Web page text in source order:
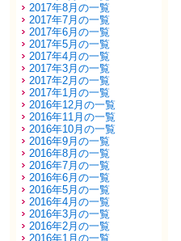
2017年8月の一覧
2017年7月の一覧
2017年6月の一覧
2017年5月の一覧
2017年4月の一覧
2017年3月の一覧
2017年2月の一覧
2017年1月の一覧
2016年12月の一覧
2016年11月の一覧
2016年10月の一覧
2016年9月の一覧
2016年8月の一覧
2016年7月の一覧
2016年6月の一覧
2016年5月の一覧
2016年4月の一覧
2016年3月の一覧
2016年2月の一覧
2016年1月の一覧